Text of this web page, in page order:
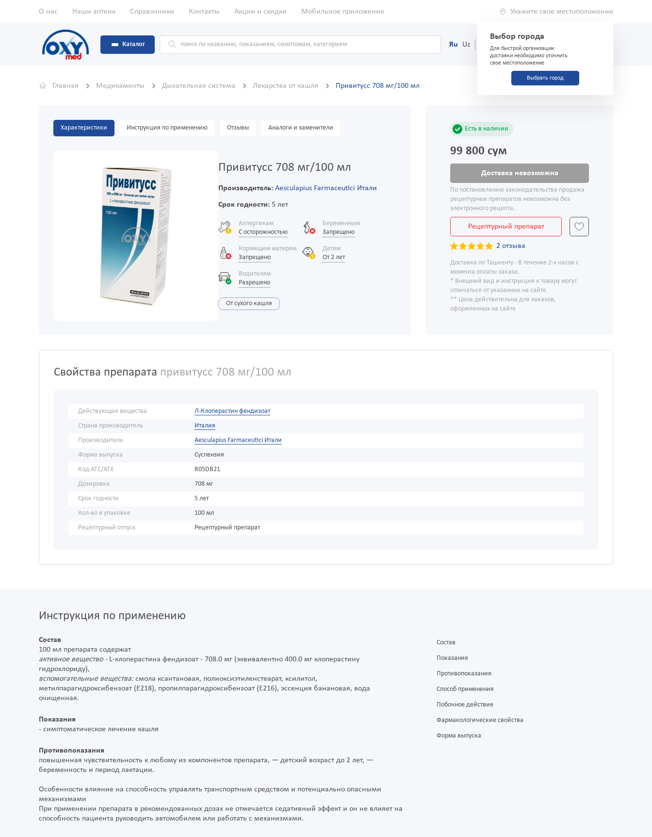
О нас Наши аптеки Справочники Контакты Акции и скидки Мобильное приложение Укажите свое местоположение
Выбор города
Для быстрой организации
доставки необходимо уточнить
свое местоположение
Выбрать город
Каталог Ru Uz (71) 200-03-03
Главная Медикаменты Дыхательная система Лекарства от кашля Привитусс 708 мг/100 мл
Характеристики Инструкция по применению Отзывы Аналоги и заменители
Привитусс 708 мг/100 мл
Производитель: Aesculapius Farmaceutici Итали
Срок годности:5 лет
Аллергикам
С осторожностью
Беременным
Запрещено
Кормящим матерям
Запрещено
Детям
От 2 лет
Водителям
Разрешено
От сухого кашля
Есть в наличии
99 800 сум
Доставка невозможна
По постановлению законодательства продажа
рецептурных препаратов невозможна без
электронного рецепта.
Рецептурный препарат
2 отзыва
Доставка по Ташкенту - В течение 2-х часов с
момента оплаты заказа.
* Внешний вид и инструкция к товару могут
отличаться от указанных на сайте
** Цена действительна для заказов,
оформленных на сайте
Свойства препарата привитусс 708 мг/100 мл
Действующие вещества
Л-Клоперастин фендизоат
Страна производитель
Италия
Производитель
Aesculapius Farmaceutici Итали
Форма выпуска
Суспензия
Код АТС/ATX
R05DB21
Дозировка
708 мг
Срок годности
5 лет
Кол-во в упаковке
100 мл
Рецептурный отпуск
Рецептурный препарат
Инструкция по применению
Состав
100 мл препарата содержат
активное вещество - L-клоперастина фендизоат - 708.0 мг (эквивалентно 400.0 мг клоперастину
гидрохлориду),
вспомогательные вещества:смола ксантановая, полиоксиэтиленстеарат, ксилитол,
метилпарагидроксибензоат (Е218), пропилпарагидроксибензоат (Е216), эссенция банановая, вода
очищенная.
Показания
- симптоматическое лечение кашля
Противопоказания
повышенная чувствительность к любому из компонентов препарата, — детский возраст до 2 лет, —
беременность и период лактации.
Особенности влияние на способность управлять транспортным средством и потенциально опасными
механизмами
При применении препарата в рекомендованных дозах не отмечается седативный эффект и он не влияет на
способность пациента руководить автомобилем или работать с механизмами.
Состав
Показания
Противопоказания
Способ применения
Побочное действие
Фармакологические свойства
Форма выпуска